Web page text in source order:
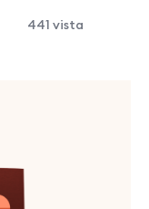
441 vista